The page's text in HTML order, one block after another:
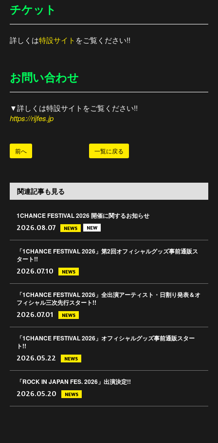
チケット
詳しくは特設サイト をご覧ください!!
お問い合わせ
▼詳しくは特設サイトをご覧ください!!
https://rijfes.jp
前へ 一覧に戻る
関連記事も見る
1CHANCE FESTIVAL 2026 開催に関するお知らせ
2026.08.07 NEWS NEW
「1CHANCE FESTIVAL 2026」第2回オフィシャルグッズ事前通販ス
タート!!
2026.07.10 NEWS
「1CHANCE FESTIVAL 2026」全出演アーティスト・日割り発表＆オ
フィシャル三次先行スタート!!
2026.07.01 NEWS
「1CHANCE FESTIVAL 2026」オフィシャルグッズ事前通販スター
ト!!
2026.05.22 NEWS
「ROCK IN JAPAN FES. 2026」出演決定!!
2026.05.20 NEWS